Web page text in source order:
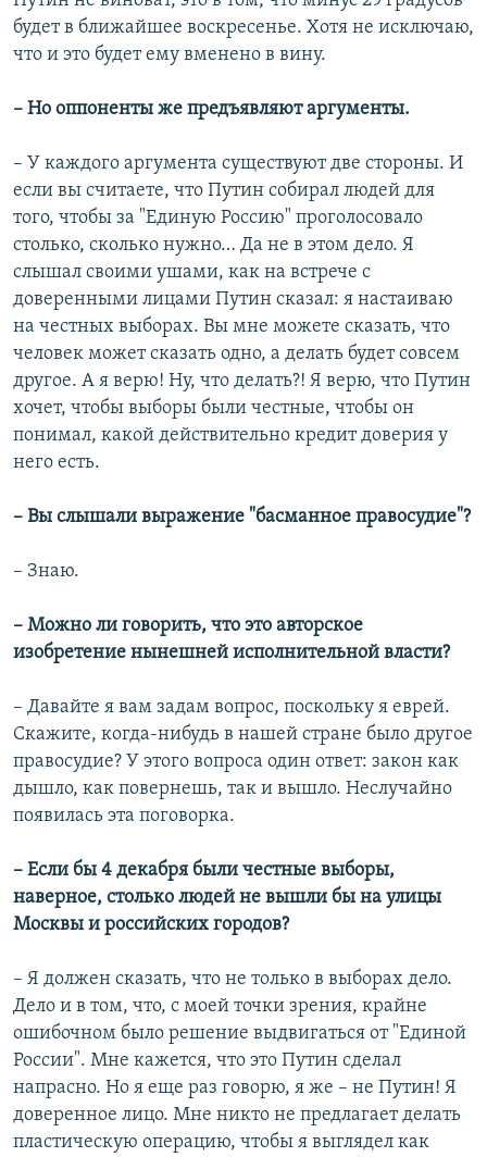
будет в ближайшее воскресенье. Хотя не исключаю,
что и это будет ему вменено в вину.
– Но оппоненты же предъявляют аргументы.
– У каждого аргумента существуют две стороны. И
если вы считаете, что Путин собирал людей для
того, чтобы за "Единую Россию" проголосовало
столько, сколько нужно… Да не в этом дело. Я
слышал своими ушами, как на встрече с
доверенными лицами Путин сказал: я настаиваю
на честных выборах. Вы мне можете сказать, что
человек может сказать одно, а делать будет совсем
другое. А я верю! Ну, что делать?! Я верю, что Путин
хочет, чтобы выборы были честные, чтобы он
понимал, какой действительно кредит доверия у
него есть.
– Вы слышали выражение "басманное правосудие"?
– Знаю.
– Можно ли говорить, что это авторское
изобретение нынешней исполнительной власти?
– Давайте я вам задам вопрос, поскольку я еврей.
Скажите, когда-нибудь в нашей стране было другое
правосудие? У этого вопроса один ответ: закон как
дышло, как повернешь, так и вышло. Неслучайно
появилась эта поговорка.
– Если бы 4 декабря были честные выборы,
наверное, столько людей не вышли бы на улицы
Москвы и российских городов?
– Я должен сказать, что не только в выборах дело.
Дело и в том, что, с моей точки зрения, крайне
ошибочном было решение выдвигаться от "Единой
России". Мне кажется, что это Путин сделал
напрасно. Но я еще раз говорю, я же – не Путин! Я
доверенное лицо. Мне никто не предлагает делать
пластическую операцию, чтобы я выглядел как